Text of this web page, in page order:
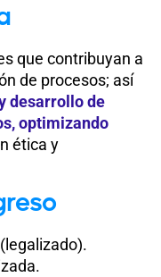
que contribuyan a
de procesos; así
desarrollo de
optimizando
ética y